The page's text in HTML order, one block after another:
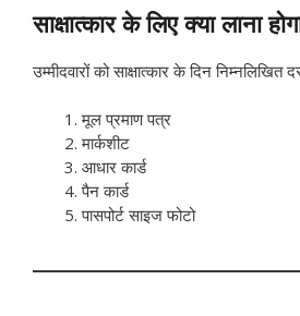
साक्षात्कार के लिए क्या लाना
उम्मीदवारों को साक्षात्कार के दिन निम्नलिखित
मूल प्रमाण पत्र
मार्कशीट
आधार कार्ड
पैन कार्ड
पासपोर्ट साइज फोटो